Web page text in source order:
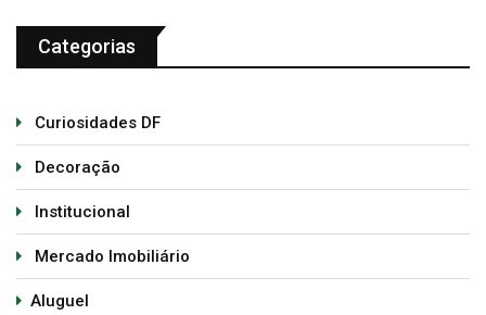
Categorias
Curiosidades DF
Decoração
Institucional
Mercado Imobiliário
Aluguel